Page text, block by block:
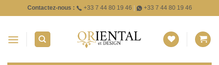
au
contenu
Contactez-nous : +33 7 44 80 19 46 +33 7 44 80 19 46